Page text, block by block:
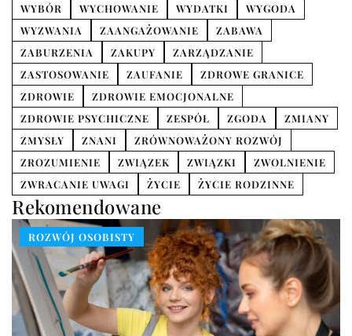
WYBÓR
WYCHOWANIE WYDATKI
WYGODA
WYZWANIA
ZAANGAŻOWANIE
ZABAWA
ZABURZENIA
ZAKUPY
ZARZĄDZANIE
ZASTOSOWANIE
ZAUFANIE
ZDROWE GRANICE
ZDROWIE
ZDROWIE EMOCJONALNE
ZDROWIE PSYCHICZNE
ZESPÓŁ ZGODA
ZMIANY
ZMYSŁY
ZNANI
ZRÓWNOWAŻONY ROZWÓJ
ZROZUMIENIE
ZWIĄZEK ZWIĄZKI
ZWOLNIENIE
ZWRACANIE UWAGI
ŻYCIE ŻYCIE RODZINNE
Rekomendowane
ROZWÓJ OSOBISTY